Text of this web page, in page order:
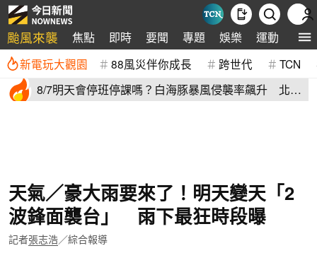
颱風來襲 焦點 即時 要聞 專題 娛樂 運動 全球
新電玩大觀園 88風災伴你成長 跨世代 TCN
8/7明天會停班停課嗎？白海豚暴風侵襲率飆升 北北
天氣／豪大雨要來了！明天變天「2
波鋒面襲台」 雨下最狂時段曝
記者張志浩／綜合報導